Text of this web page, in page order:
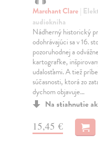
Marchant Clare |
audiokniha
Nádherný historický
odohrávajúci sa v 16.
pozoruhodnej a
kartografke,
udalosťami. A tiež
súčasnosti, ktorá zo
dychom objavuje…
Na stiahnutie
15,45 €